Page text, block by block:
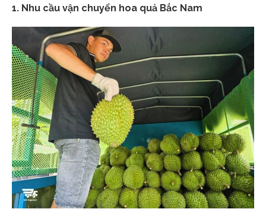
1. Nhu cầu vận chuyển hoa quả Bắc Nam